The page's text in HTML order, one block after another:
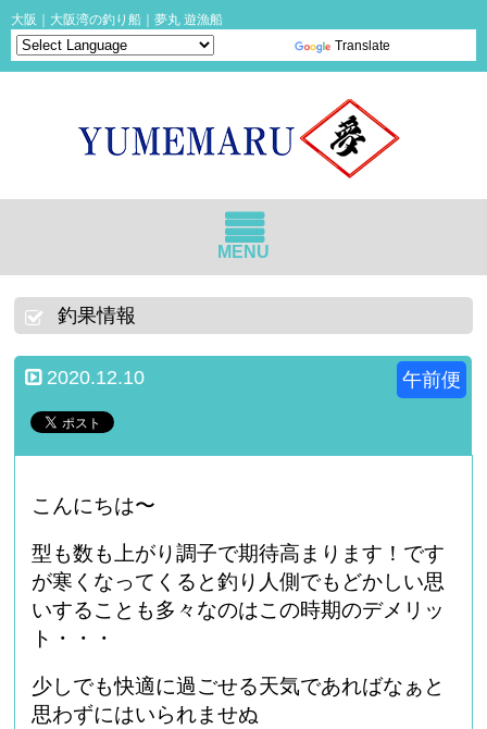
大阪｜大阪湾の釣り船｜夢丸 遊漁船
Translate
MENU
釣果情報
2020.12.10 午前便
こんにちは〜
型も数も上がり調子で期待高まります！です
が寒くなってくると釣り人側でもどかしい思
いすることも多々なのはこの時期のデメリッ
ト・・・
少しでも快適に過ごせる天気であればなぁと
思わずにはいられませぬ